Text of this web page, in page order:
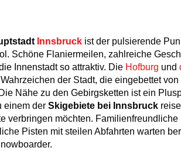
Innsbruck ist der pulsierende
Schöne Flaniermeilen, zahlreiche
Innenstadt so attraktiv. Die Hofburg und
der Stadt, die eingebettet
Nähe zu den Gebirgsketten ist ein
einem der Skigebiete bei Innsbruck
verbringen möchten.
Pisten mit steilen Abfahrten warten